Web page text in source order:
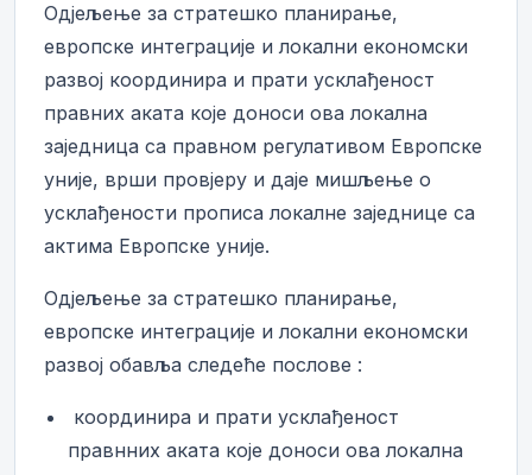
Одјељење за стратешко планирање,
европске интеграције и локални економски
развој координира и прати усклађеност
правних аката које доноси ова локална
заједница са правном регулативом Европске
уније, врши провјеру и даје мишљење о
усклађености прописа локалне заједнице са
актима Европске уније.
Одјељење за стратешко планирање,
европске интеграције и локални економски
развој обавља следеће послове :
­ координира и прати усклађеност
правнних аката које доноси ова локална